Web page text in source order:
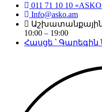
011 71 10 10
Info@asko.am
Աշխատանքային
10:00 – 19:00
Հասցե ՝ Գարեգին